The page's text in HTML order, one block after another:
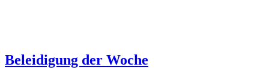
Beleidigung der Woche